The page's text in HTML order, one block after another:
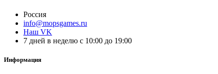
Россия
info@mopsgames.ru
Наш VK
7 дней в неделю с 10:00 до 19:00
Информация